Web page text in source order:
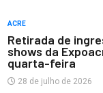
ACRE
Retirada de
shows da
quarta-feira
28 de julho de 2026